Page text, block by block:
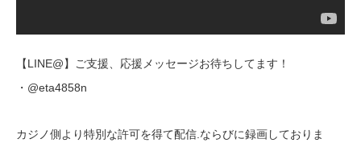
【LINE@】ご支援、応援メッセージお待ちしてます！
・@eta4858n
カジノ側より特別な許可を得て配信.ならびに録画しておりま